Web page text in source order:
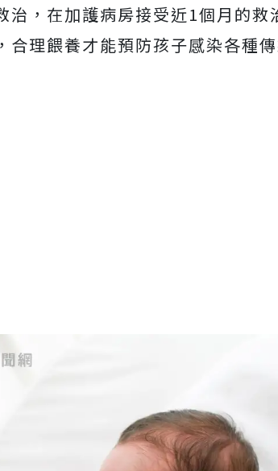
治，在加護病房接受近1個月的救
合理餵養才能預防孩子感染各種傳